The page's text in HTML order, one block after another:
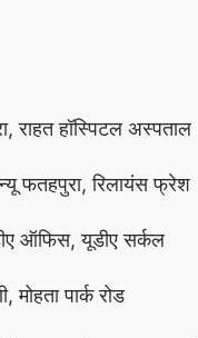
राहत हॉस्पिटल अस्पताल
फतहपुरा, रिलायंस फ्रेश
ऑफिस, यूडीए सर्कल
पार्क रोड